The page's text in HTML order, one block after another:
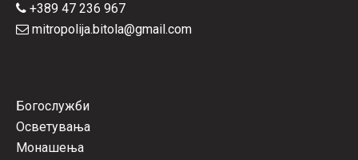
+389 47 236 967
mitropolija.bitola@gmail.com
Богослужби
Осветувања
Монашења